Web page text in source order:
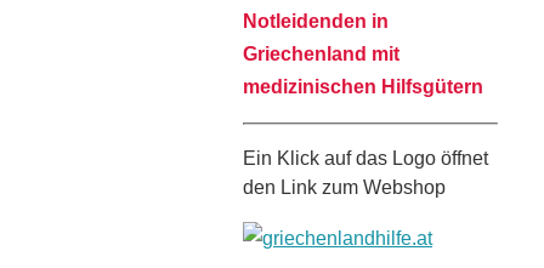
Notleidenden in
Griechenland mit
medizinischen Hilfsgütern
Ein Klick auf das Logo öffnet
den Link zum Webshop